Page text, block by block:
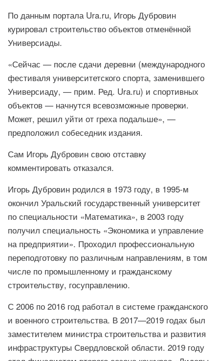
По данным портала Ura.ru, Игорь Дубровин
курировал строительство объектов отменённой
Универсиады.
«Сейчас — после сдачи деревни (международного
фестиваля университетского спорта, заменившего
Универсиаду, — прим. Ред. Ura.ru) и спортивных
объектов — начнутся всевозможные проверки.
Может, решил уйти от греха подальше», —
предположил собеседник издания.
Сам Игорь Дубровин свою отставку
комментировать отказался.
Игорь Дубровин родился в 1973 году, в 1995-м
окончил Уральский государственный университет
по специальности «Математика», в 2003 году
получил специальность «Экономика и управление
на предприятии». Проходил профессиональную
переподготовку по различным направлениям, в том
числе по промышленному и гражданскому
строительству, госуправлению.
С 2006 по 2016 год работал в системе гражданского
и военного строительства. В 2017—2019 годах был
заместителем министра строительства и развития
инфраструктуры Свердловской области. 2019 году